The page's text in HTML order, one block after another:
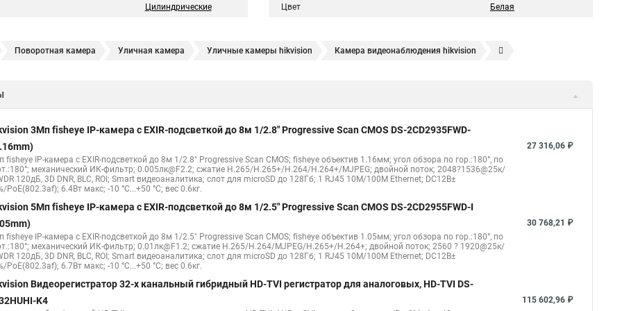
Цилиндрические Цвет Белая
Поворотная камера Уличная камера Уличные камеры hikvision Камера видеонаблюдения hikvision
Poe камера
Видеокамеры hikvision ds Видеокамера hikvision hiwatch
Hikvision камера ds 2cd2023g0 i Купольная камера Уличная камера Hikvision ip camera
Hikvision купольная Нikvision микрофон
3Мп fisheye IP-камера c EXIR-подсветкой до 8м 1/2.8" Progressive Scan CMOS DS-2CD2935FWD-
fisheye IP-камера c EXIR-подсветкой до 8м 1/2.8" Progressive Scan CMOS; fisheye объектив 1.16мм; угол обзора по гор.:180°, по
механический ИК-фильтр; 0.005лк@F2.2; сжатие H.265/H.265+/H.264/H.264+/MJPEG; двойной поток; 2048?1536@25к/
120дБ, 3D DNR, BLC, ROI; Smart видеоаналитика; слот для microSD до 128Гб; 1 RJ45 10M/100M Ethernet; DC12В±
PoE(802.3af); 6.4Вт макс; -10 °C...+50 °C; вес 0.6кг.
27 316,06 ₽
5Мп fisheye IP-камера c EXIR-подсветкой до 8м 1/2.5" Progressive Scan CMOS DS-2CD2955FWD-I
fisheye IP-камера c EXIR-подсветкой до 8м 1/2.5" Progressive Scan CMOS; fisheye объектив 1.05мм; угол обзора по гор.:180°, по
механический ИК-фильтр; 0.01лк@F1.2; сжатие H.265/H.264/MJPEG/H.265+/H.264+; двойной поток; 2560 ? 1920@25к/
120дБ, 3D DNR, BLC, ROI; Smart видеоаналитика; слот для microSD до 128Гб; 1 RJ45 10M/100M Ethernet; DC12В±
PoE(802.3af); 6.7Вт макс; -10 °C...+50 °C; вес 0.6кг.
30 768,21 ₽
Видеорегистратор 32-х канальный гибридный HD-TVI регистратор для аналоговых, HD-TVI DS-
K4
115 602,96 ₽